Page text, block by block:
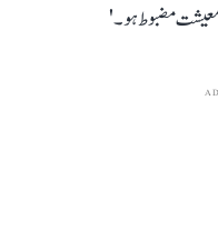
معیشت مضبوط ہو۔'